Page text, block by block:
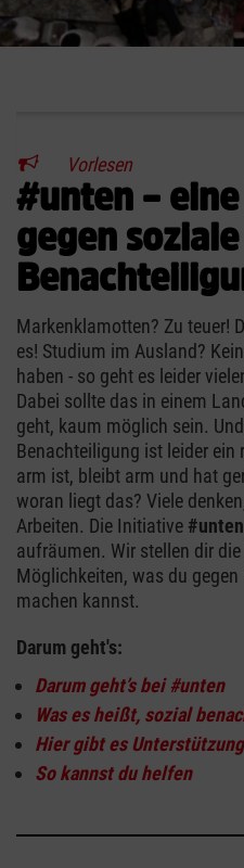
Vorlesen
#unten –
gegen soziale
Markenklamotten? Zu teuer!
es! Studium im Ausland?
haben - so geht es leider
Dabei sollte das in einem
geht, kaum möglich sein.
Benachteiligung ist leider ein
arm ist, bleibt arm und hat
woran liegt das? Viele
Arbeiten. Die Initiative #unten
aufräumen. Wir stellen dir
Möglichkeiten, was du
machen kannst.
Darum geht's:
Darum geht’s bei #unten
Was es heißt, sozial
Hier gibt es Unterstützung
So kannst du helfen